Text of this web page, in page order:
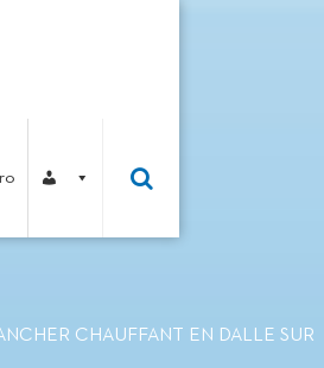
CHAUFFANT EN DALLE SUR